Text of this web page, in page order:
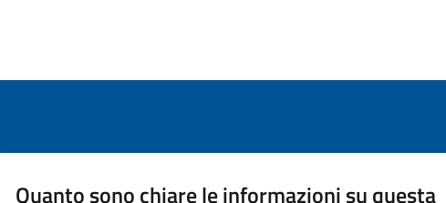
Quanto sono chiare le informazioni su questa